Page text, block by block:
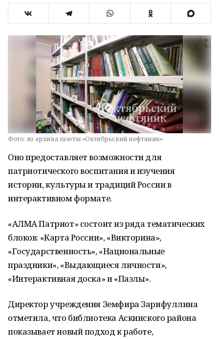
Фото: из архива газеты «Октябрьский нефтяник»
Оно предоставляет возможности для
патриотического воспитания и изучения
истории, культуры и традиций России в
интерактивном формате.
«АЛМА Патриот» состоит из ряда тематических
блоков: «Карта России», «Викторина»,
«Государственность», «Национальные
праздники», «Выдающиеся личности»,
«Интерактивная доска» и «Пазлы».
Директор учреждения Земфира Зарифуллина
отметила, что библиотека Аскинского района
показывает новый подход к работе,